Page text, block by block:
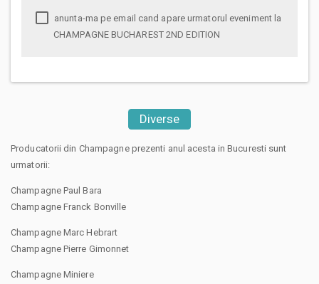
CHAMPAGNE BUCHAREST 2ND EDITION
Diverse
Producatorii din Champagne prezenti anul acesta in Bucuresti sunt
urmatorii:
Champagne Paul Bara
Champagne Franck Bonville
Champagne Marc Hebrart
Champagne Pierre Gimonnet
Champagne Miniere